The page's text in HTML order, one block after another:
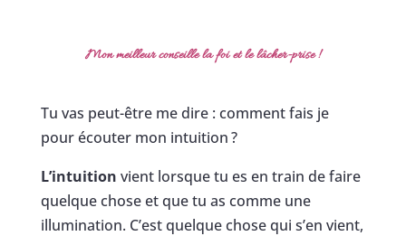
Mon meilleur conseille la foi et le lâcher-prise!
Tu vas peut-être me dire : comment fais je
pour écouter mon intuition ?
L’intuition vient lorsque tu es en train de faire
quelque chose et que tu as comme une
illumination. C’est quelque chose qui s’en vient,